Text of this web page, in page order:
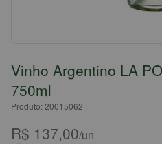
Vinho Argentino LA
750ml
Produto: 20015062
R$ 137,00/un